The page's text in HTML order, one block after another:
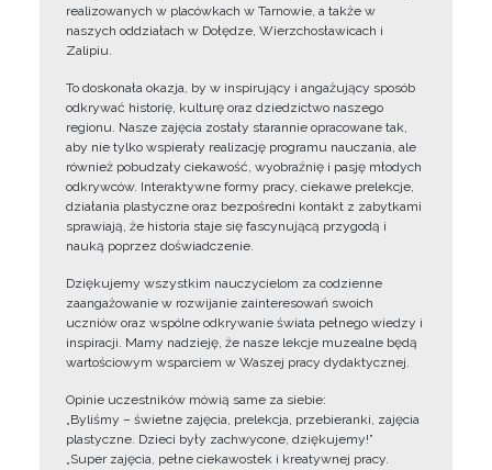
realizowanych w placówkach w Tarnowie, a także w
naszych oddziałach w Dołędze, Wierzchosławicach i
Zalipiu.
To doskonała okazja, by w inspirujący i angażujący sposób
odkrywać historię, kulturę oraz dziedzictwo naszego
regionu. Nasze zajęcia zostały starannie opracowane tak,
aby nie tylko wspierały realizację programu nauczania, ale
również pobudzały ciekawość, wyobraźnię i pasję młodych
odkrywców. Interaktywne formy pracy, ciekawe prelekcje,
działania plastyczne oraz bezpośredni kontakt z zabytkami
sprawiają, że historia staje się fascynującą przygodą i
nauką poprzez doświadczenie.
Dziękujemy wszystkim nauczycielom za codzienne
zaangażowanie w rozwijanie zainteresowań swoich
uczniów oraz wspólne odkrywanie świata pełnego wiedzy i
inspiracji. Mamy nadzieję, że nasze lekcje muzealne będą
wartościowym wsparciem w Waszej pracy dydaktycznej.
Opinie uczestników mówią same za siebie:
„Byliśmy – świetne zajęcia, prelekcja, przebieranki, zajęcia
plastyczne. Dzieci były zachwycone, dziękujemy!”
„Super zajęcia, pełne ciekawostek i kreatywnej pracy.